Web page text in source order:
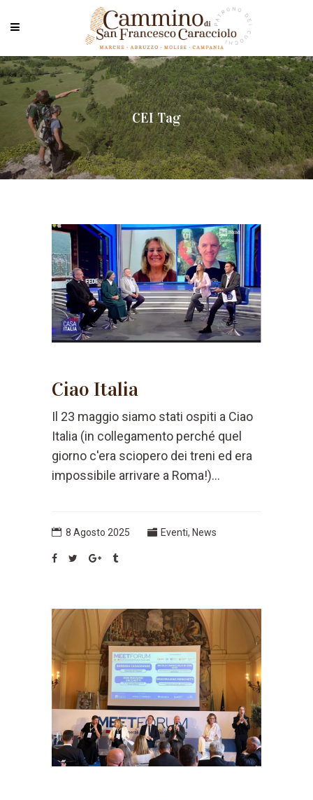
CEI Tag
Ciao Italia
Il 23 maggio siamo stati ospiti a Ciao
Italia (in collegamento perché quel
giorno c'era sciopero dei treni ed era
impossibile arrivare a Roma!)...
8 Agosto 2025 Eventi, News